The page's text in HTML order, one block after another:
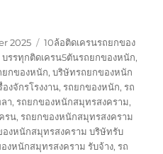
2025 Tags
10ล้อติดเครนรถยกของ
บรรทุกติดเครน5ตันรถยกของหนัก,
ยกของหนัก,บริษัทรถยกของหนัก
งจักรโรงงาน,รถยกของหนัก,รถ
า,รถยกของหนักสมุทรสงคราม,
รน,รถยกของหนักสมุทรสงคราม
องหนักสมุทรสงคราม บริษัทรับ
งหนักสมุทรสงคราม รับจ้าง,รถ